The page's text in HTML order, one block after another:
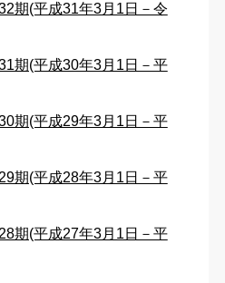
期(平成31年3月1日－令
期(平成30年3月1日－平
期(平成29年3月1日－平
期(平成28年3月1日－平
期(平成27年3月1日－平